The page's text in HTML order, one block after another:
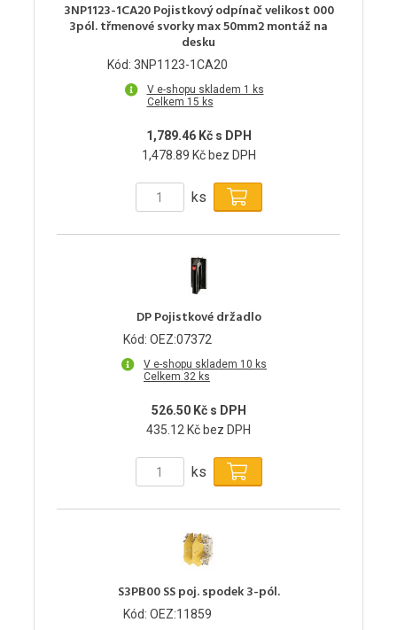
3NP1123-1CA20 Pojistkový odpínač velikost 000
3pól. třmenové svorky max 50mm2 montáž na
desku
Kód: 3NP1123-1CA20
V e-shopu skladem 1 ks
Celkem 15 ks
1,789.46 Kč s DPH
1,478.89 Kč bez DPH
ks
DP Pojistkové držadlo
Kód: OEZ:07372
V e-shopu skladem 10 ks
Celkem 32 ks
526.50 Kč s DPH
435.12 Kč bez DPH
ks
S3PB00 SS poj. spodek 3-pól.
Kód: OEZ:11859